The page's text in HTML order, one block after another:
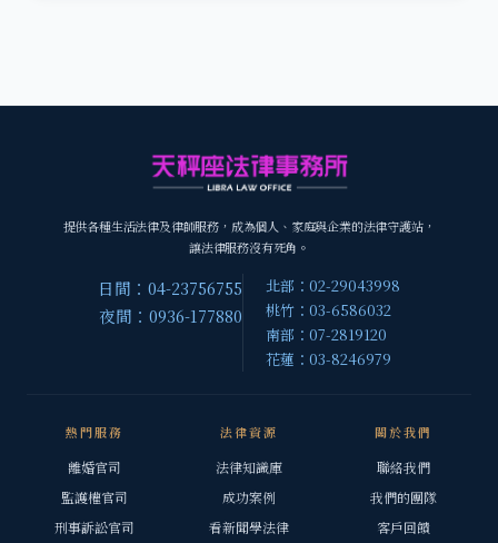
提供各種生活法律及律師服務，成為個人、家庭與企業的法律守護站，
讓法律服務沒有死角。
日間：04-23756755
夜間：0936-177880
北部：02-29043998
桃竹：03-6586032
南部：07-2819120
花蓮：03-8246979
熱門服務
離婚官司
監護權官司
刑事訴訟官司
法律資源
法律知識庫
成功案例
看新聞學法律
關於我們
聯絡我們
我們的團隊
客戶回饋